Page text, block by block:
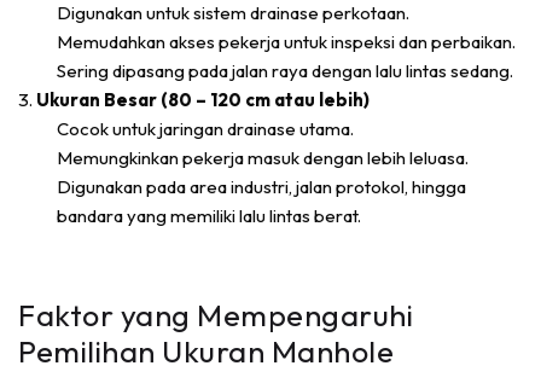
Digunakan untuk sistem drainase perkotaan.
Memudahkan akses pekerja untuk inspeksi dan perbaikan.
Sering dipasang pada jalan raya dengan lalu lintas sedang.
Ukuran Besar (80 – 120 cm atau lebih)
Cocok untuk jaringan drainase utama.
Memungkinkan pekerja masuk dengan lebih leluasa.
Digunakan pada area industri, jalan protokol, hingga
bandara yang memiliki lalu lintas berat.
Faktor yang Mempengaruhi
Pemilihan Ukuran Manhole